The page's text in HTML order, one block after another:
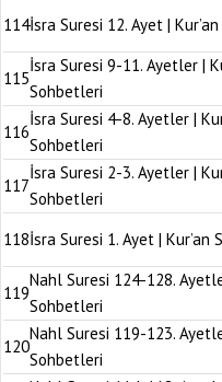
114İsra Suresi 12. Ayet |
115
İsra Suresi 9-11. Ayetler |
Sohbetleri
116
İsra Suresi 4-8. Ayetler |
Sohbetleri
117
İsra Suresi 2-3. Ayetler |
Sohbetleri
118İsra Suresi 1. Ayet | Kur’an
119
Nahl Suresi 124-128.
Sohbetleri
120
Nahl Suresi 119-123.
Sohbetleri